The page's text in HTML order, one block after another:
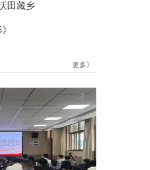
田藏乡
更多》